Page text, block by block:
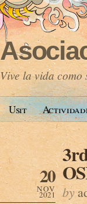
Vive la vida
Usit
20
NOV
2021 by